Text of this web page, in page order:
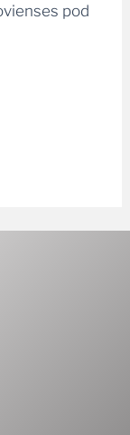
pod